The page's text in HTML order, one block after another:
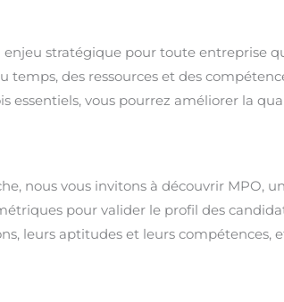
stratégique pour toute entreprise
temps, des ressources et des
essentiels, vous pourrez améliorer la
nous vous invitons à découvrir MPO,
pour valider le profil des
leurs aptitudes et leurs compétences,